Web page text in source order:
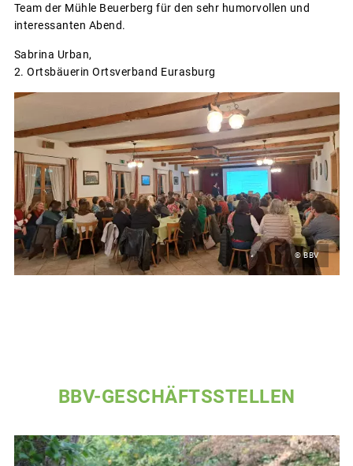
Team der Mühle Beuerberg für den sehr humorvollen und
interessanten Abend.
Sabrina Urban,
2. Ortsbäuerin Ortsverband Eurasburg
© BBV
BBV-GESCHÄFTSSTELLEN